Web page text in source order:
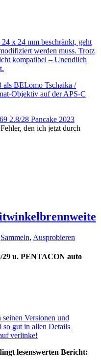
x 24 mm beschränkt, geht
werden muss. Trotz
kompatibel – Unendlich
als BELomo Tschaika /
Objektiv auf der APS-C
2.8/28 Pancake 2023
den ich jetzt durch
Sammeln, Ausprobieren
29 u. PENTACON auto
Versionen und
gut in allen Details
verlinke!
lesenswerten Bericht: